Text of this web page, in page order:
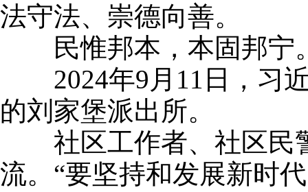
法守法、崇德向善。
民惟邦本，本固邦宁
2024年9月11日，习近
的刘家堡派出所。
社区工作者、社区民警
流。“要坚持和发展新时